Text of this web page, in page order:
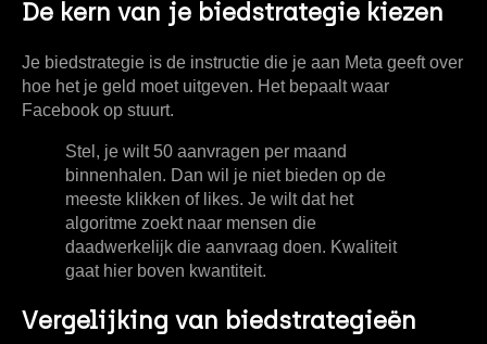
De kern van je biedstrategie kiezen
Je biedstrategie is de instructie die je aan Meta geeft over
hoe het je geld moet uitgeven. Het bepaalt waar
Facebook op stuurt.
Stel, je wilt 50 aanvragen per maand
binnenhalen. Dan wil je niet bieden op de
meeste klikken of likes. Je wilt dat het
algoritme zoekt naar mensen die
daadwerkelijk die aanvraag doen. Kwaliteit
gaat hier boven kwantiteit.
Vergelijking van biedstrategieën